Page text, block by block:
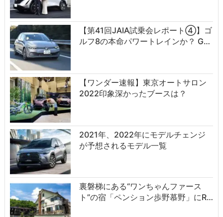
【第41回JAIA試乗会レポート④】ゴ
ルフ8の本命パワートレインか？ G…
【ワンダー速報】東京オートサロン
2022印象深かったブースは？
2021年、2022年にモデルチェンジ
が予想されるモデル一覧
裏磐梯にある“ワンちゃんファース
ト”の宿「ペンション歩野慕野」にR…